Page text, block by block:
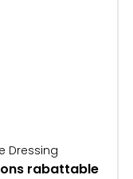
Dressing
rabattable